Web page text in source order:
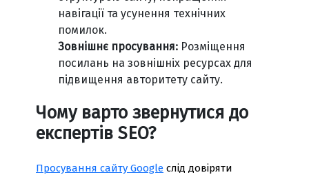
навігації та усунення технічних
помилок.
Зовнішнє просування: Розміщення
посилань на зовнішніх ресурсах для
підвищення авторитету сайту.
Чому варто звернутися до
експертів SEO?
Просування сайту Google слід довіряти